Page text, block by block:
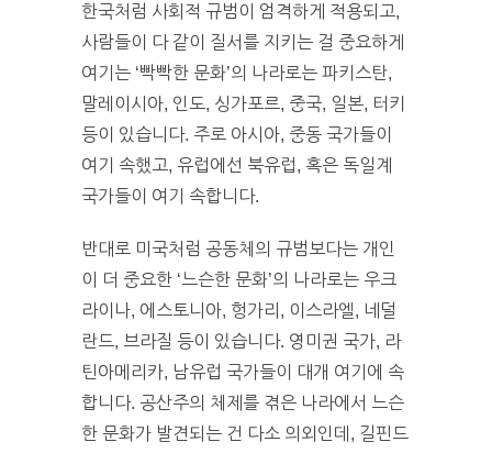
한국처럼 사회적 규범이 엄격하게 적용되고,
사람들이 다 같이 질서를 지키는 걸 중요하게
여기는 ‘빡빡한 문화’의 나라로는 파키스탄,
말레이시아, 인도, 싱가포르, 중국, 일본, 터키
등이 있습니다. 주로 아시아, 중동 국가들이
여기 속했고, 유럽에선 북유럽, 혹은 독일계
국가들이 여기 속합니다.
반대로 미국처럼 공동체의 규범보다는 개인
이 더 중요한 ‘느슨한 문화’의 나라로는 우크
라이나, 에스토니아, 헝가리, 이스라엘, 네덜
란드, 브라질 등이 있습니다. 영미권 국가, 라
틴아메리카, 남유럽 국가들이 대개 여기에 속
합니다. 공산주의 체제를 겪은 나라에서 느슨
한 문화가 발견되는 건 다소 의외인데, 길핀드